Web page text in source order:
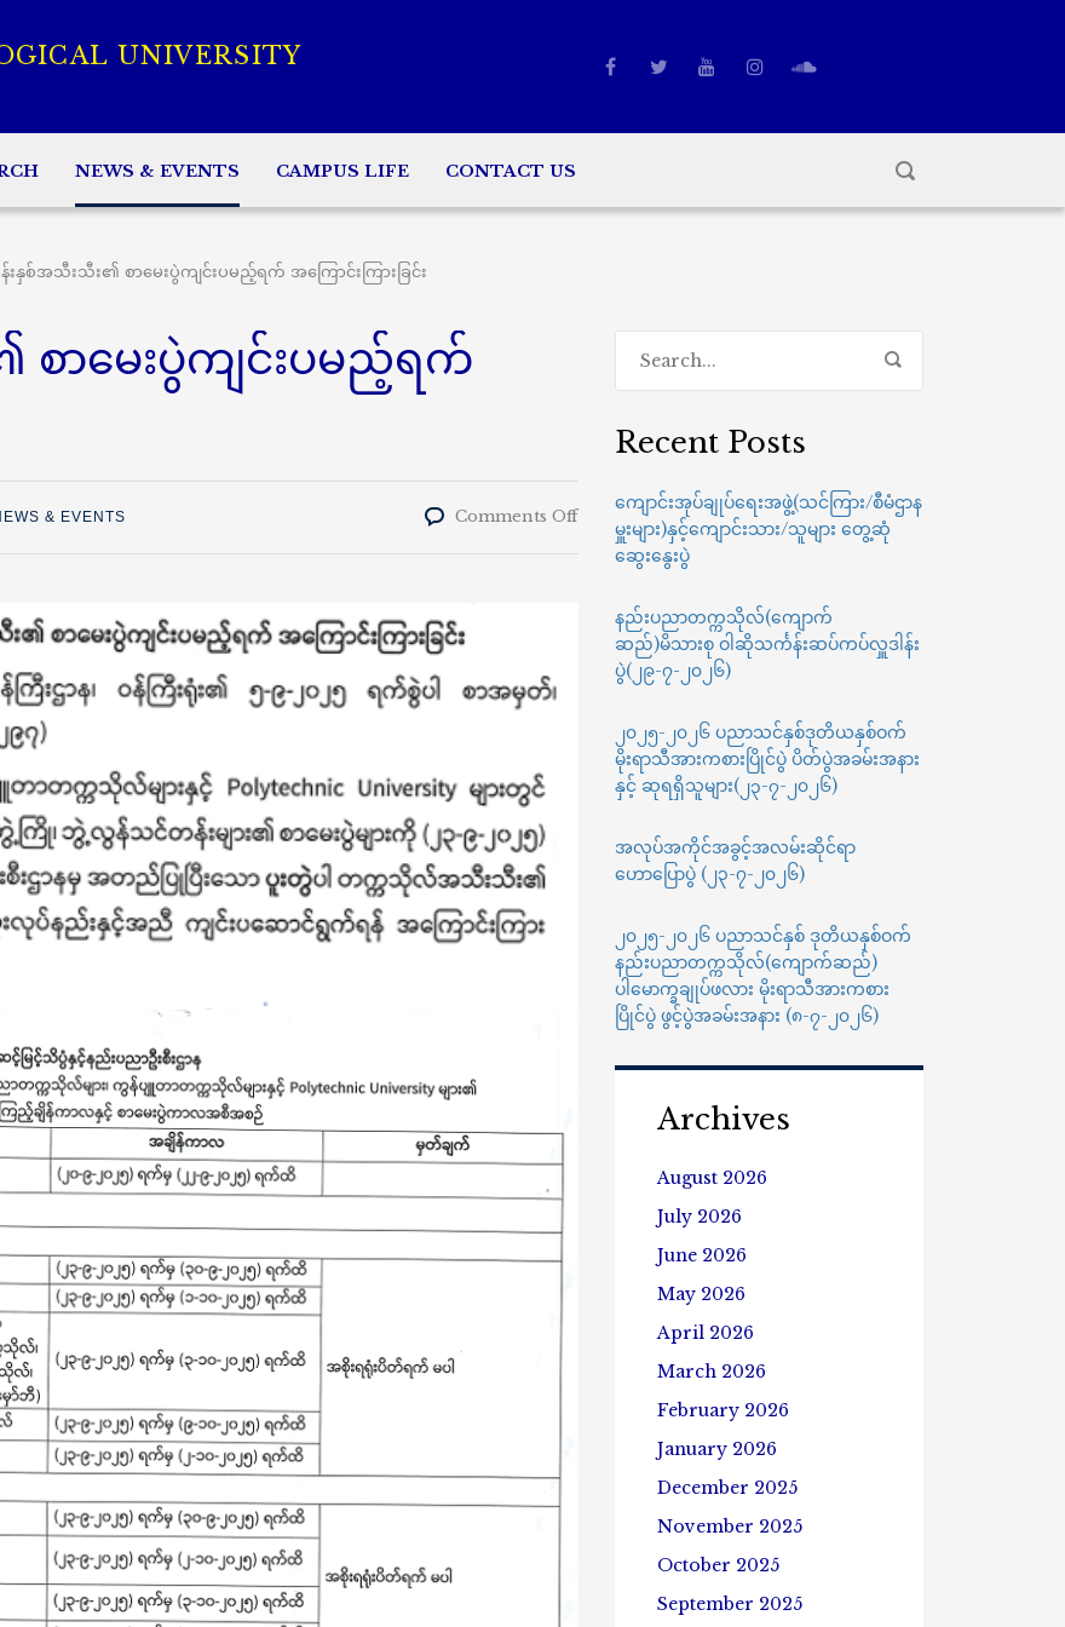
UNIVERSITY
NEWS & EVENTS CAMPUS LIFE CONTACT US
နှစ်အသီးသီး၏ စာမေးပွဲကျင်းပမည့်ရက် အကြောင်းကြားခြင်း
ာမေးပွဲကျင်းပမည့်ရက်
& EVENTS Comments Offon
သင်တန်း
စာမေးပွဲ
ကျင်းပ
Recent Posts
ကျောင်းအုပ်ချုပ်ရေးအဖွဲ့(သင်ကြား/စီမံဌာန
မှူးများ)နှင့်ကျောင်းသား/သူများ တွေ့ဆုံ
ဆွေးနွေးပွဲ
နည်းပညာတက္ကသိုလ်(ကျောက်
ဆည်)မိသားစု ဝါဆိုသင်္ကန်းဆပ်ကပ်လှူဒါန်း
ပွဲ(၂၉-၇-၂၀၂၆)
၂၀၂၅-၂၀၂၆ ပညာသင်နှစ်ဒုတိယနှစ်ဝက်
မိုးရာသီအားကစားပြိုင်ပွဲ ပိတ်ပွဲအခမ်းအနား
နှင့် ဆုရရှိသူများ(၂၃-၇-၂၀၂၆)
အလုပ်အကိုင်အခွင့်အလမ်းဆိုင်ရာ
ဟောပြောပွဲ (၂၃-၇-၂၀၂၆)
၂၀၂၅-၂၀၂၆ ပညာသင်နှစ် ဒုတိယနှစ်ဝက်
နည်းပညာတက္ကသိုလ်(ကျောက်ဆည်)
ပါမောက္ခချုပ်ဖလား မိုးရာသီအားကစား
ပြိုင်ပွဲ ဖွင့်ပွဲအခမ်းအနား (၈-၇-၂၀၂၆)
Archives
August 2026
July 2026
June 2026
May 2026
April 2026
March 2026
February 2026
January 2026
December 2025
November 2025
October 2025
September 2025